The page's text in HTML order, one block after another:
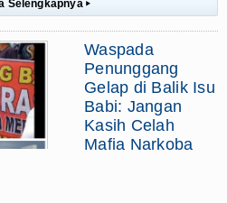
Selengkapnya ▸
Waspada
Penunggang
Gelap di Balik Isu
Babi: Jangan
Kasih Celah
Mafia Narkoba